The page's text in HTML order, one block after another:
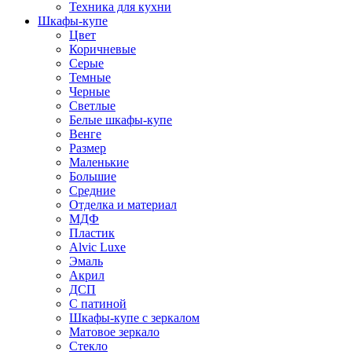
Техника для кухни
Шкафы-купе
Цвет
Коричневые
Серые
Темные
Черные
Светлые
Белые шкафы-купе
Венге
Размер
Маленькие
Большие
Средние
Отделка и материал
МДФ
Пластик
Alvic Luxe
Эмаль
Акрил
ДСП
С патиной
Шкафы-купе с зеркалом
Матовое зеркало
Стекло